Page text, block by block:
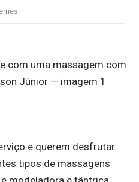
e querem desfrutar
tipos de massagens